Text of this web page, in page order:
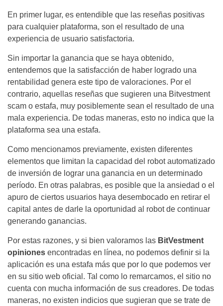
En primer lugar, es entendible que las reseñas positivas
para cualquier plataforma, son el resultado de una
experiencia de usuario satisfactoria.
Sin importar la ganancia que se haya obtenido,
entendemos que la satisfacción de haber logrado una
rentabilidad genera este tipo de valoraciones. Por el
contrario, aquellas reseñas que sugieren una Bitvestment
scam o estafa, muy posiblemente sean el resultado de una
mala experiencia. De todas maneras, esto no indica que la
plataforma sea una estafa.
Como mencionamos previamente, existen diferentes
elementos que limitan la capacidad del robot automatizado
de inversión de lograr una ganancia en un determinado
período. En otras palabras, es posible que la ansiedad o el
apuro de ciertos usuarios haya desembocado en retirar el
capital antes de darle la oportunidad al robot de continuar
generando ganancias.
Por estas razones, y si bien valoramos las BitVestment
opiniones encontradas en línea, no podemos definir si la
aplicación es una estafa más que por lo que podemos ver
en su sitio web oficial. Tal como lo remarcamos, el sitio no
cuenta con mucha información de sus creadores. De todas
maneras, no existen indicios que sugieran que se trate de